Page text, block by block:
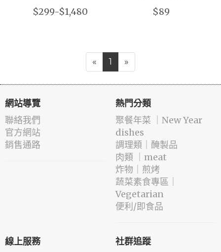
$299-$1,480 $89
« 1 »
網站導覽
聯絡我們
官方網站
銷售通路
熱門分類
️聚餐年菜 ｜New Year
dishes
️調理類｜醃製品
肉類 ｜meat
️炸物｜煎烤
蔬菜素食專區｜
Vegetarian
便利/即食品
線上服務 社群追蹤